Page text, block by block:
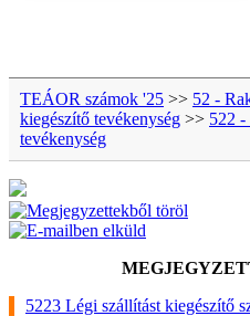
TEÁOR számok '25 >> 52 -
kiegészítő tevékenység >> 522 -
tevékenység
5223 Légi szállítást kiegészítő